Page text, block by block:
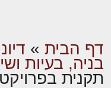
דף הבית »
בניה, בעיות
תקנית